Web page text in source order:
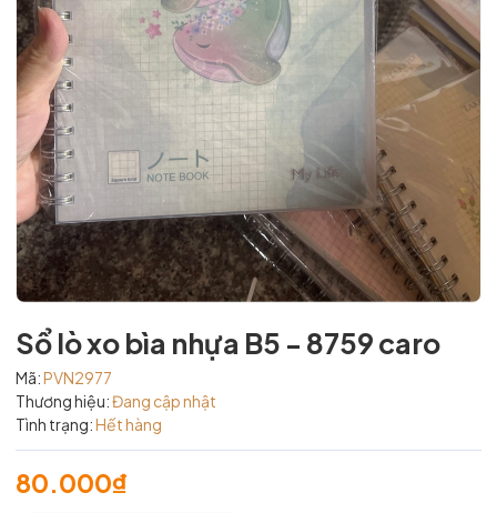
Sổ lò xo bìa nhựa B5 - 8759 caro
Mã:PVN2977
Thương hiệu:Đang cập nhật
Tình trạng:Hết hàng
80.000₫